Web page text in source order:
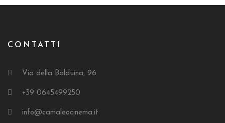
CONTATTI
Via della Balduina, 96
+39 0645499250
info@camaleocinema.it